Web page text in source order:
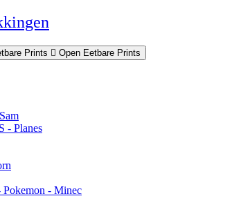
Prints Open Eetbare Prints
- Planes
- Minec